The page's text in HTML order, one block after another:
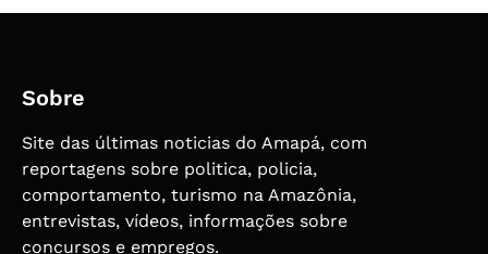
Sobre
Site das últimas noticias do Amapá, com
reportagens sobre politica, policia,
comportamento, turismo na Amazônia,
entrevistas, vídeos, informações sobre
concursos e empregos.